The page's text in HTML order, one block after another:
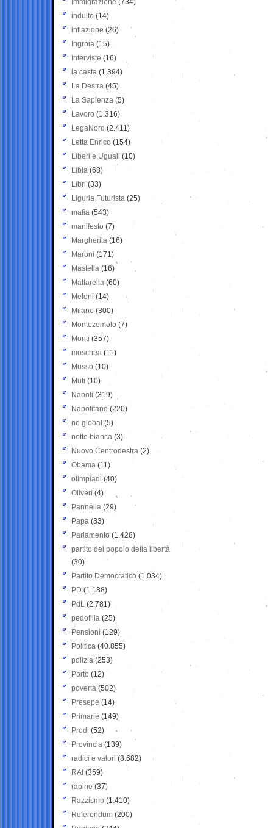
Immigrazione (734)
indulto (14)
inflazione (26)
Ingroia (15)
Interviste (16)
la casta (1.394)
La Destra (45)
La Sapienza (5)
Lavoro (1.316)
LegaNord (2.411)
Letta Enrico (154)
Liberi e Uguali (10)
Libia (68)
Libri (33)
Liguria Futurista (25)
mafia (543)
manifesto (7)
Margherita (16)
Maroni (171)
Mastella (16)
Mattarella (60)
Meloni (14)
Milano (300)
Montezemolo (7)
Monti (357)
moschea (11)
Musso (10)
Muti (10)
Napoli (319)
Napolitano (220)
no global (5)
notte bianca (3)
Nuovo Centrodestra (2)
Obama (11)
olimpiadi (40)
Oliveri (4)
Pannella (29)
Papa (33)
Parlamento (1.428)
partito del popolo della libertà
(30)
Partito Democratico (1.034)
PD (1.188)
PdL (2.781)
pedofilia (25)
Pensioni (129)
Politica (40.855)
polizia (253)
Porto (12)
povertà (502)
Presepe (14)
Primarie (149)
Prodi (52)
Provincia (139)
radici e valori (3.682)
RAI (359)
rapine (37)
Razzismo (1.410)
Referendum (200)